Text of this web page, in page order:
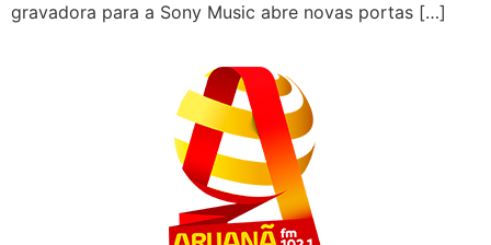
gravadora para a Sony Music abre novas portas […]